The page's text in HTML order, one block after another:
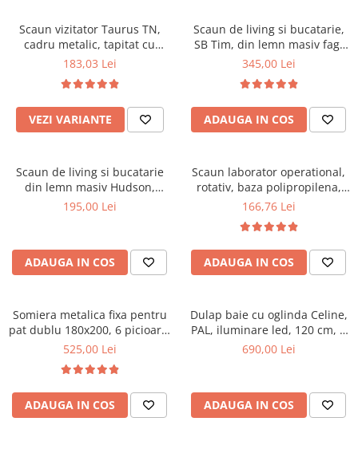
Saltele cu arcuri impachetate
individual
Saltele Memory Pocket
Saltele Memory Foam
Saltele Memory Pocket
Saltele cu plasa arcuri
Saltele cu spuma
Saltele cu spuma poliuretanica
Saltele 140x200
Saltele 180x200
Top saltele
Top saltele 5 cm
Top saltele memory 5 cm
Top saltele MemoHR 6.5 cm
Paturi
Seturi de pat si saltea
Masute de toaleta
Mobilier living
Scaune pentru living
Comode living
Set mese plus scaune
Scaune ergonomice
Etajere Birou
Birouri
Scaune pentru birou
Scaune pentru vizitatori
Scaune manager
Mobilier bucatarie
Mese bucatarie
Scaune birou
Scaune profesionale
Scaune resigilate
Scaune conferinta
Scaune terasa si outdoor
Scaun vizitator Taurus TN,
cadru metalic, tapitat cu
stofa, stivuibil, 120 kg, negru
183,03 Lei
VEZI VARIANTE
Scaun de living si bucatarie,
SB Tim, din lemn masiv fag,
tapiterie stofa, lacuit, 120 kg,
345,00 Lei
ADAUGA IN COS
Scaun de living si bucatarie
din lemn masiv Hudson,
tapiterie stofa,100 kg,
195,00 Lei
ADAUGA IN COS
Scaun laborator operational,
rotativ, baza polipropilena,
piele ecologica, inaltime
166,76 Lei
ADAUGA IN COS
Somiera metalica fixa pentru
pat dublu 180x200, 6 picioare,
32 lamele lemn fag, benzi
negru
525,00 Lei
ADAUGA IN COS
Dulap baie cu oglinda Celine,
PAL, iluminare led, 120 cm, 3
usi, 3 rafturi, soft close, alb
690,00 Lei
ADAUGA IN COS